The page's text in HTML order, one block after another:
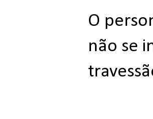
O
não se